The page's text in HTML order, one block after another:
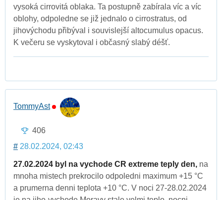
vysoká cirrovitá oblaka. Ta postupně zabírala víc a víc
oblohy, odpoledne se již jednalo o cirrostratus, od
jihovýchodu přibýval i souvislejší altocumulus opacus.
K večeru se vyskytoval i občasný slabý déšť.
TommyAst
406
# 28.02.2024, 02:43
27.02.2024 byl na vychode CR extreme teply den, na
mnoha mistech prekrocilo odpoledni maximum +15 °C
a prumerna denni teplota +10 °C. V noci 27-28.02.2024